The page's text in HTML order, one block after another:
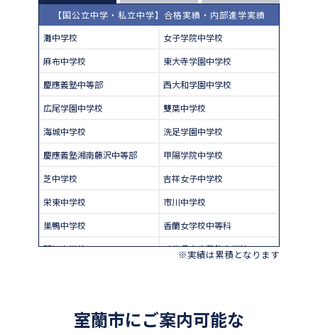
【国公立中学・私立中学】合格実績・内部進学実績
灘中学校
女子学院中学校
麻布中学校
東大寺学園中学校
慶應義塾中等部
西大和学園中学校
広尾学園中学校
雙葉中学校
海城中学校
洗足学園中学校
慶應義塾湘南藤沢中等部
甲陽学院中学校
芝中学校
吉祥女子中学校
栄東中学校
市川中学校
巣鴨中学校
香蘭女学校中等科
開智中学校
千葉県立東葛飾中学校
須磨学園中学校
北嶺中学校
※実績は累積となります
室蘭市にご案内可能な